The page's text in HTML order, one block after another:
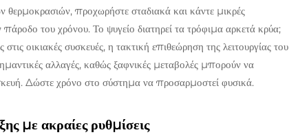
προχωρήστε σταδιακά και κάντε μικρές
του χρόνου. Το ψυγείο διατηρεί τα τρόφιμα αρκετά κρύα;
οικιακές συσκευές, η τακτική επιθεώρηση της λειτουργίας του
αλλαγές, καθώς ξαφνικές μεταβολές μπορούν να
Δώστε χρόνο στο σύστημα να προσαρμοστεί φυσικά.
με ακραίες ρυθμίσεις